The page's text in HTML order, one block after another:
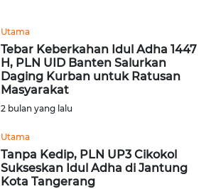
Utama
Tebar Keberkahan Idul Adha 1447
H, PLN UID Banten Salurkan
Daging Kurban untuk Ratusan
Masyarakat
2 bulan yang lalu
Utama
Tanpa Kedip, PLN UP3 Cikokol
Sukseskan Idul Adha di Jantung
Kota Tangerang